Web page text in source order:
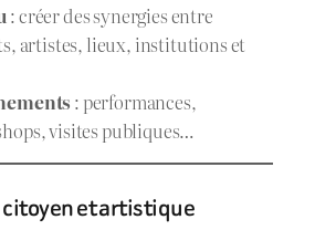
: créer des synergies entre
artistes, lieux, institutions et
: performances,
visites publiques…
et artistique